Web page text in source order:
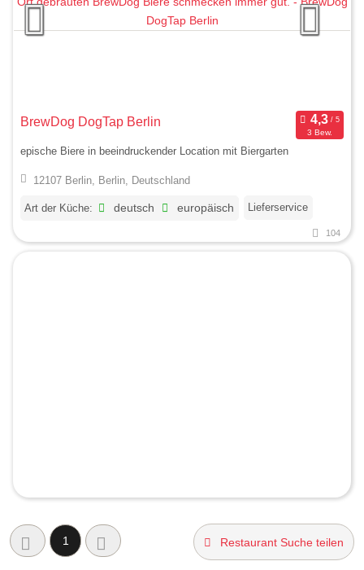
BrewDog DogTap Berlin
3 Bew.
epische Biere in beeindruckender Location mit Biergarten
12107 Berlin, Berlin, Deutschland
Art der Küche: deutsch europäisch Lieferservice
104
1 Restaurant Suche teilen